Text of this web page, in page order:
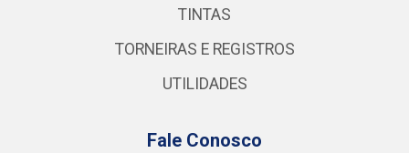
TINTAS
TORNEIRAS E REGISTROS
UTILIDADES
Fale Conosco